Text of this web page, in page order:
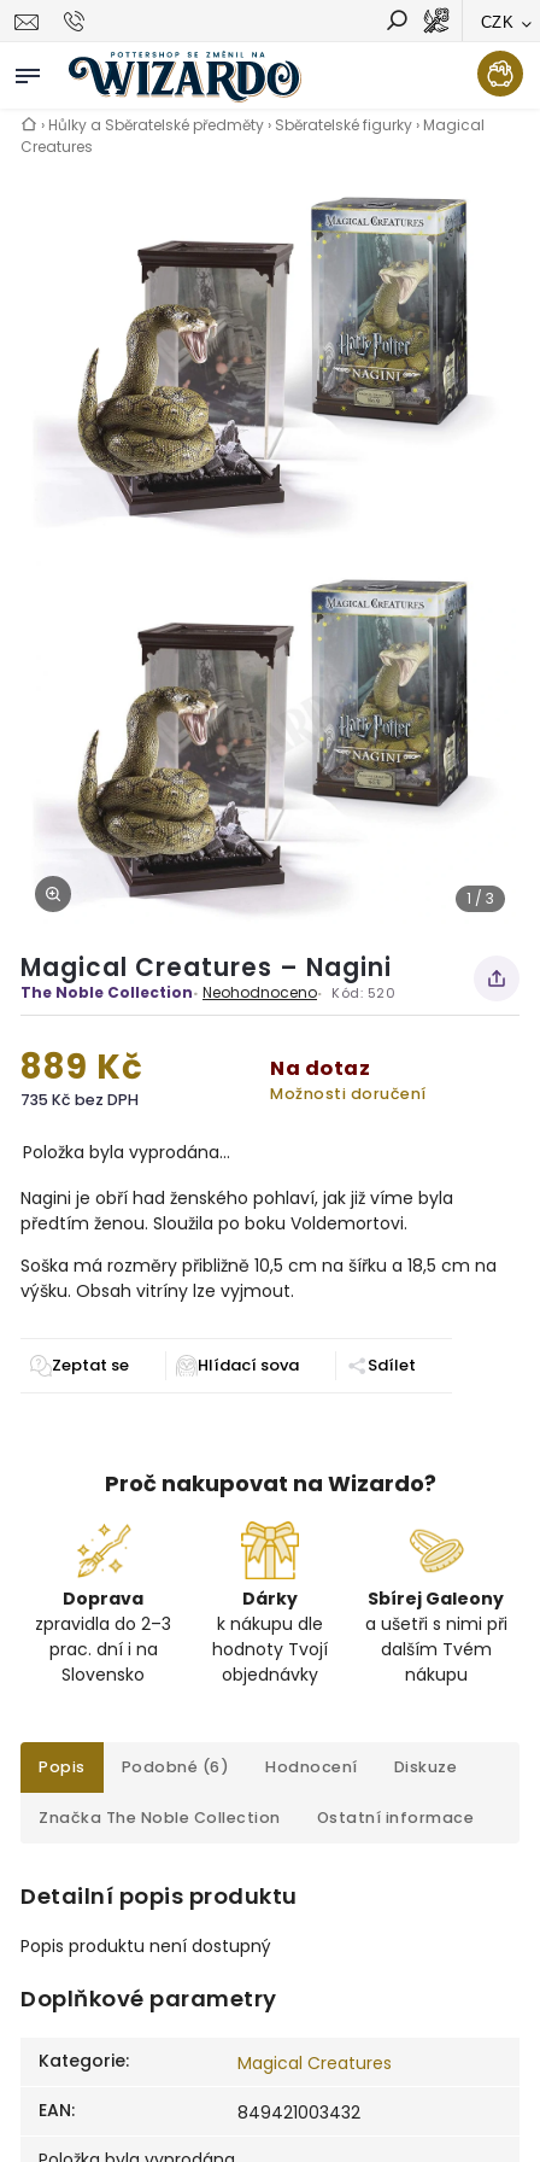
CZK
Vyhledávání Hledat
› Hůlky a Sběratelské předměty › Sběratelské figurky › Magical
Creatures
1 / 3
Magical Creatures – Nagini
The Noble Collection Neohodnoceno Kód: 520
889 Kč
735 Kč bez DPH
Na dotaz
Možnosti doručení
Položka byla vyprodána…
Nagini je obří had ženského pohlaví, jak již víme byla
předtím ženou. Sloužila po boku Voldemortovi.
Soška má rozměry přibližně 10,5 cm na šířku a 18,5 cm na
výšku. Obsah vitríny lze vyjmout.
Zeptat se Sdílet
Proč nakupovat na Wizardo?
Doprava
zpravidla do 2–3
prac. dní i na
Slovensko
Dárky
k nákupu dle
hodnoty Tvojí
objednávky
Sbírej Galeony
a ušetři s nimi při
dalším Tvém
nákupu
Popis Podobné (6) Hodnocení Diskuze
Značka The Noble Collection Ostatní informace
Detailní popis produktu
Popis produktu není dostupný
Doplňkové parametry
Kategorie:
Magical Creatures
EAN:
849421003432